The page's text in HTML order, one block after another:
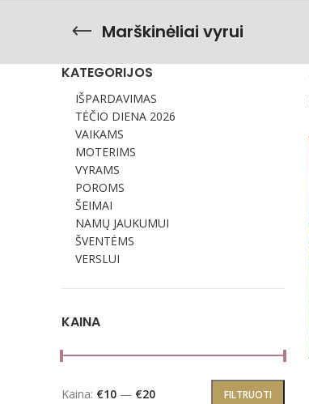
Marškinėliai vyrui
KATEGORIJOS
IŠPARDAVIMAS
TĖČIO DIENA 2026
VAIKAMS
MOTERIMS
VYRAMS
POROMS
ŠEIMAI
NAMŲ JAUKUMUI
ŠVENTĖMS
VERSLUI
KAINA
Min kaina
Maks kaina FILTRUOTI
Kaina: €10 — €20